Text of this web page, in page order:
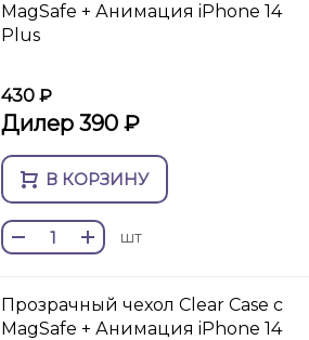
MagSafe + Анимация iPhone 14
Plus
430 ₽
Дилер 390 ₽
В КОРЗИНУ
шт
Прозрачный чехол Clear Case c
MagSafe + Анимация iPhone 14